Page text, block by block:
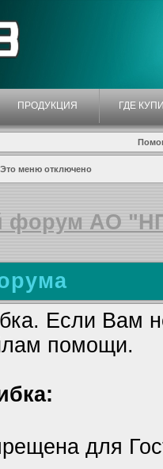
ПРОДУКЦИЯ ГДЕ
Это меню отключено
форум АО
Если Вам
помощи.
для